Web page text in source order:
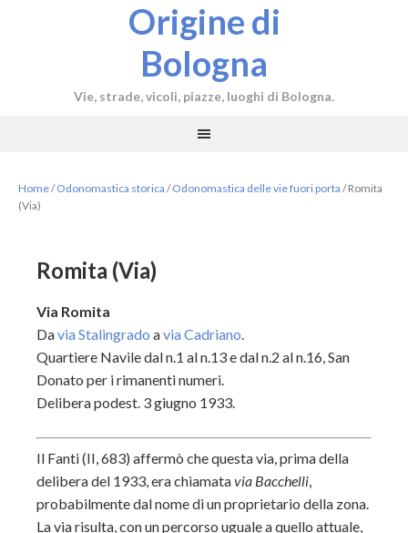
Origine di
Bologna
Vie, strade, vicoli, piazze, luoghi di Bologna.
Home/ Odonomastica storica / Odonomastica delle vie fuori porta /Romita
(Via)
Romita (Via)
Via Romita
Davia Stalingrado avia Cadriano.
Quartiere Navile dal n.1 al n.13 e dal n.2 al n.16, San
Donato per i rimanenti numeri.
Delibera podest. 3 giugno 1933.
Il Fanti (II, 683) affermò che questa via, prima della
delibera del 1933, era chiamatavia Bacchelli,
probabilmente dal nome di un proprietario della zona.
La via risulta, con un percorso uguale a quello attuale,